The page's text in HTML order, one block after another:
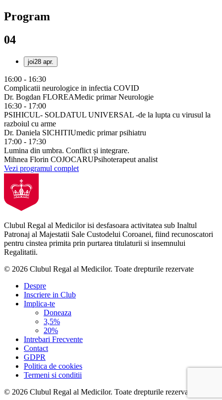
Program
04
joi28 apr.
16:00 - 16:30
Complicatii neurologice in infectia COVID
Dr. Bogdan FLOREAMedic primar Neurologie
16:30 - 17:00
PSIHICUL- SOLDATUL UNIVERSAL -de la lupta cu virusul la
razboiul cu arme
Dr. Daniela SICHITIUmedic primar psihiatru
17:00 - 17:30
Lumina din umbra. Conflict și integrare.
Mihnea Florin COJOCARUPsihoterapeut analist
Vezi programul complet
Clubul Regal al Medicilor isi desfasoara activitatea sub Inaltul
Patronaj al Majestatii Sale Custodelui Coroanei, fiind recunoscatori
pentru cinstea primita prin purtarea titulaturii si insemnului
Regalitatii.
© 2026 Clubul Regal al Medicilor. Toate drepturile rezervate
Despre
Inscriere in Club
Implica-te
Doneaza
3,5%
20%
Intrebari Frecvente
Contact
GDPR
Politica de cookies
Termeni si conditii
© 2026 Clubul Regal al Medicilor. Toate drepturile rezervate